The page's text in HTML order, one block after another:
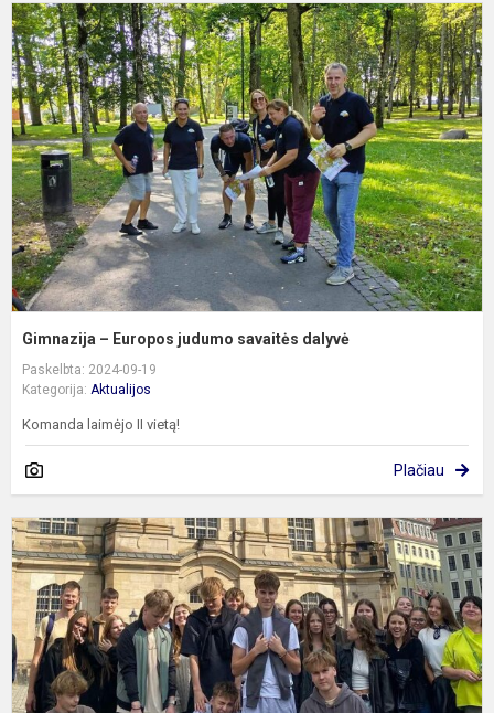
Gimnazija – Europos judumo savaitės dalyvė
Paskelbta: 2024-09-19
Kategorija: Aktualijos
Komanda laimėjo II vietą!
Plačiau